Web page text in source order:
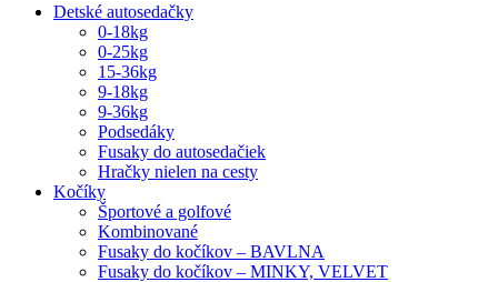
Detské autosedačky
0-18kg
0-25kg
15-36kg
9-18kg
9-36kg
Podsedáky
Fusaky do autosedačiek
Hračky nielen na cesty
Kočíky
Športové a golfové
Kombinované
Fusaky do kočíkov – BAVLNA
Fusaky do kočíkov – MINKY, VELVET